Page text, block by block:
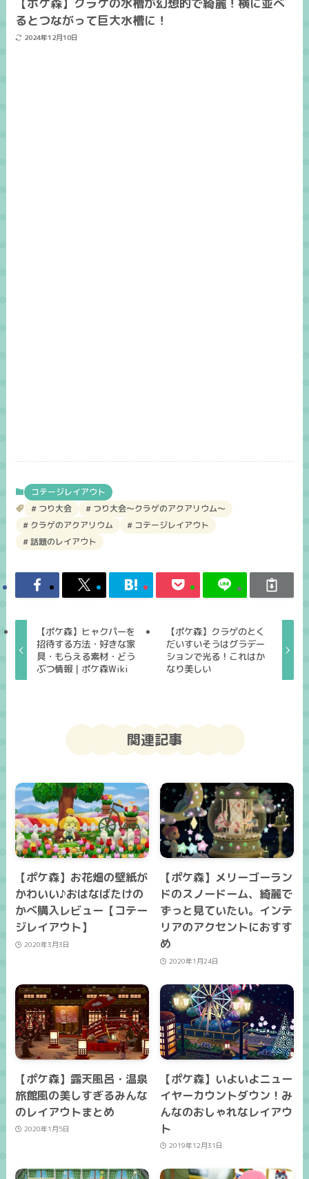
るとつながって巨大水槽に！
2024年12月10日
コテージレイアウト
つり大会
つり大会～クラゲのアクアリウム～
クラゲのアクアリウム
コテージレイアウト
話題のレイアウト
【ポケ森】ヒャクパーを
招待する方法・好きな家
具・もらえる素材・どう
ぶつ情報｜ポケ森Wiki
【ポケ森】クラゲのとく
だいすいそうはグラデー
ションで光る！これはか
なり美しい
関連記事
【ポケ森】お花畑の壁紙が
かわいい♪おはなばたけの
かべ購入レビュー【コテー
ジレイアウト】
2020年3月3日
【ポケ森】メリーゴーラン
ドのスノードーム、綺麗で
ずっと見ていたい。インテ
リアのアクセントにおすす
め
2020年1月24日
【ポケ森】露天風呂・温泉
旅館風の美しすぎるみんな
のレイアウトまとめ
2020年1月5日
【ポケ森】いよいよニュー
イヤーカウントダウン！み
んなのおしゃれなレイアウ
ト
2019年12月31日